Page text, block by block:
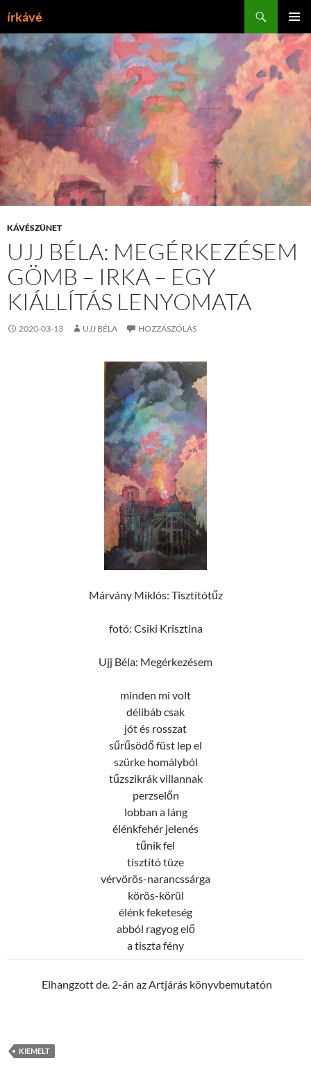
írkávé
MENÜ
KÁVÉSZÜNET
UJJ BÉLA: MEGÉRKEZÉSEM
GÖMB – IRKA – EGY
KIÁLLÍTÁS LENYOMATA
2020-03-13 UJJ BÉLA HOZZÁSZÓLÁS
Márvány Miklós: Tisztítótűz
fotó: Csiki Krisztina
Ujj Béla: Megérkezésem
minden mi volt
délibáb csak
jót és rosszat
sűrűsödő füst lep el
szürke homályból
tűzszikrák villannak
perzselőn
lobban a láng
élénkfehér jelenés
tűnik fel
tisztító tüze
vérvörös-narancssárga
körös-körül
élénk feketeség
abból ragyog elő
a tiszta fény
Elhangzott de. 2-án az Artjárás könyvbemutatón
KIEMELT